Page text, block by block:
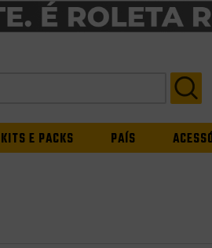
KITS E PACKS PAÍS